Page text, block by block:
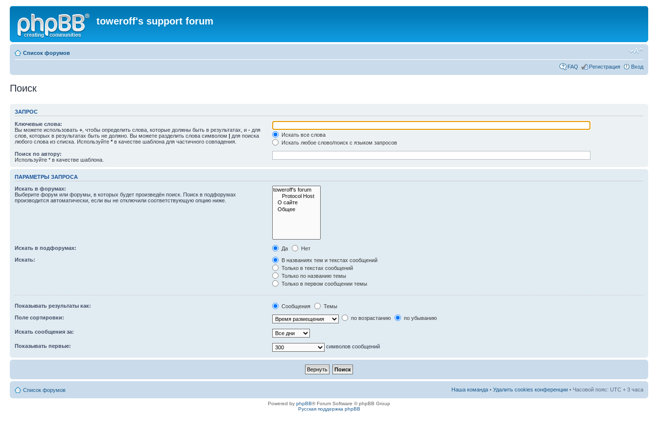
toweroff's support forum
Список форумов
FAQ Регистрация Вход
Поиск
ЗАПРОС
Ключевые слова:
Вы можете использовать + , чтобы определить слова, которые должны быть в результатах, и - для
слов, которых в результатах быть не должно. Вы можете разделить слова символом | для поиска
любого слова из списка. Используйте * в качестве шаблона для частичного совпадения.
Искать все слова
Искать любое слово/поиск с языком запросов
Поиск по автору:
Используйте * в качестве шаблона.
ПАРАМЕТРЫ ЗАПРОСА
Искать в форумах:
Выберите форум или форумы, в которых будет произведён поиск. Поиск в подфорумах
производится автоматически, если вы не отключили соответствующую опцию ниже.
Искать в подфорумах: Да
Нет
Искать:
В названиях тем и текстах сообщений
Только в текстах сообщений
Только по названию темы
Только в первом сообщении темы
Показывать результаты как: Сообщения
Темы
Поле сортировки:
по возрастанию по убыванию
Искать сообщения за:
Показывать первые: символов сообщений
Список форумов Наша команда • Удалить cookies конференции • Часовой пояс: UTC + 3 часа
Powered by phpBB® Forum Software © phpBB Group
Русская поддержка phpBB